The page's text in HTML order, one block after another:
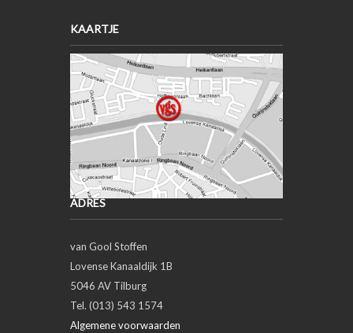
KAARTJE
ADRES
van Gool Stoffen
Lovense Kanaaldijk 1B
5046 AV Tilburg
Tel. (013) 543 1574
Algemene voorwaarden